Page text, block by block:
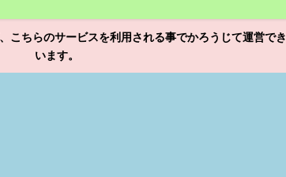
こちらのサービスを利用される事でかろうじて運営で
います。